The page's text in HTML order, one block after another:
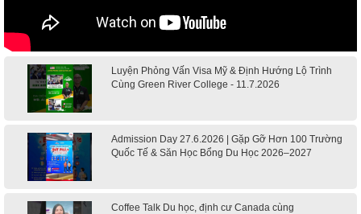
Luyện Phỏng Vấn Visa Mỹ & Định Hướng Lộ Trình
Cùng Green River College - 11.7.2026
Admission Day 27.6.2026 | Gặp Gỡ Hơn 100 Trường
Quốc Tế & Săn Học Bổng Du Học 2026–2027
Coffee Talk Du học, định cư Canada cùng